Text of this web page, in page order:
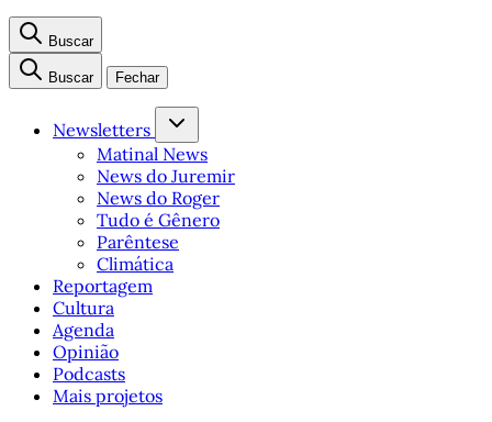
Buscar
Buscar Fechar
Newsletters
Matinal News
News do Juremir
News do Roger
Tudo é Gênero
Parêntese
Climática
Reportagem
Cultura
Agenda
Opinião
Podcasts
Mais projetos